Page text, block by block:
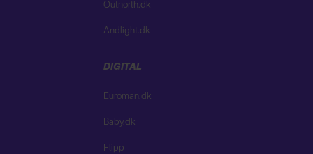
Outnorth.dk
Andlight.dk
DIGITAL
Euroman.dk
Baby.dk
Flipp